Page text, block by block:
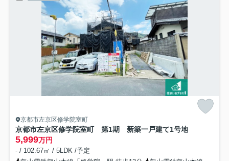
京都市左京区修学院室町
京都市左京区修学院室町 第1期 新築一戸建て1号地
5,999万円
- / 102.67㎡ / 5LDK /予定